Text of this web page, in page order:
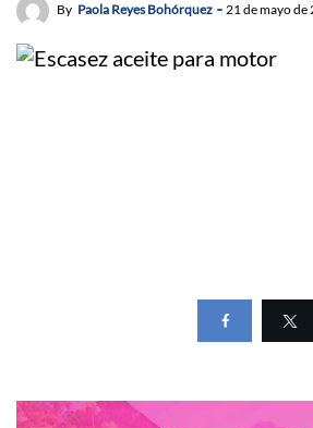
By Paola Reyes Bohórquez 21 de mayo de